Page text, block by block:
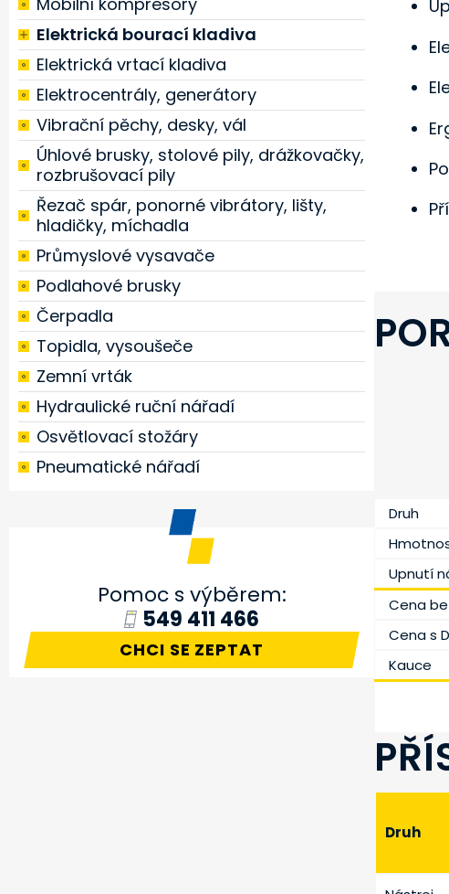
Elektrická bourací kladiva
Elektrická vrtací kladiva
Elektrocentrály, generátory
Vibrační pěchy, desky, vál
Úhlové brusky, stolové pily, drážkovačky,
rozbrušovací pily
Řezač spár, ponorné vibrátory, lišty,
hladičky, míchadla
Průmyslové vysavače
Podlahové brusky
Čerpadla
Topidla, vysoušeče
Zemní vrták
Hydraulické ruční nářadí
Osvětlovací stožáry
Pneumatické nářadí
Pomoc s výběrem:
549 411 466
CHCI SE ZEPTAT
Druh
Upnutí
Cena
Cena s
Kauce
Druh